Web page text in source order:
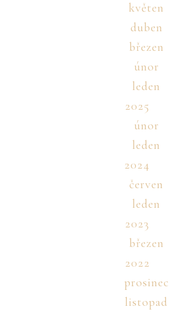
květen
duben
březen
únor
leden
2025
únor
leden
2024
červen
leden
2023
březen
2022
prosinec
listopad